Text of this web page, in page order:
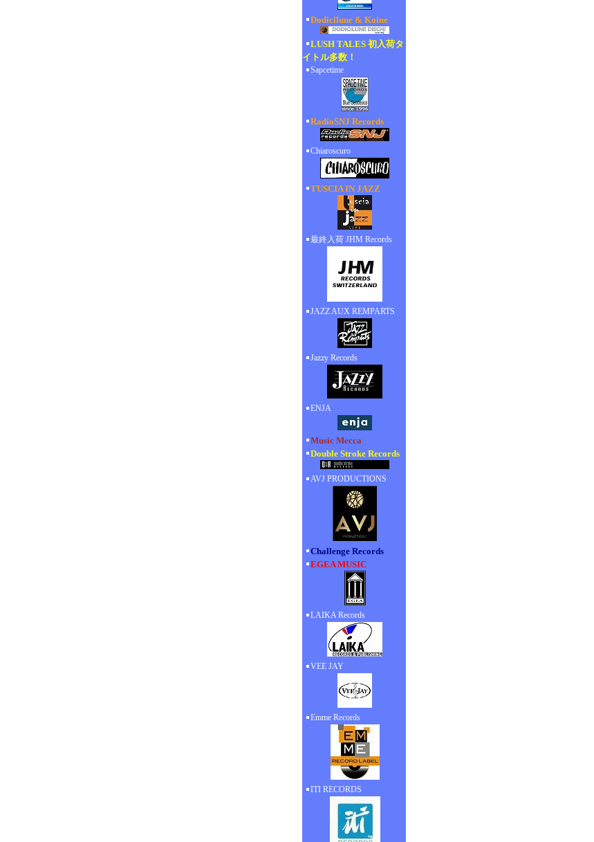
Dodicilune & Koine
LUSH TALES 初入荷タ
イトル多数！
Sapcetime
RadioSNJ Records
Chiaroscuro
TUSCIA IN JAZZ
最終入荷 JHM Records
JAZZ AUX REMPARTS
Jazzy Records
ENJA
Music Mecca
Double Stroke Records
AVJ PRODUCTIONS
Challenge Records
EGEA MUSIC
LAIKA Records
VEE JAY
Emme Records
ITI RECORDS